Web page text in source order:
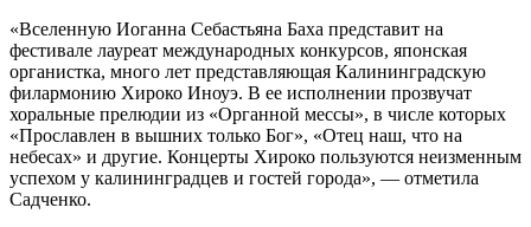
«Вселенную Иоганна Себастьяна Баха представит на
фестивале лауреат международных конкурсов, японская
органистка, много лет представляющая Калининградскую
филармонию Хироко Иноуэ. В ее исполнении прозвучат
хоральные прелюдии из «Органной мессы», в числе которых
«Прославлен в вышних только Бог», «Отец наш, что на
небесах» и другие. Концерты Хироко пользуются неизменным
успехом у калининградцев и гостей города», — отметила
Садченко.